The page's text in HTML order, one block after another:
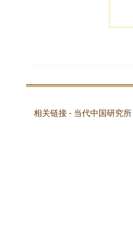
相关链接 - 当代中国研究所